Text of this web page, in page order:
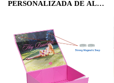
PERSONALIZADA DE ALTA
ENVASE DE PAPEL